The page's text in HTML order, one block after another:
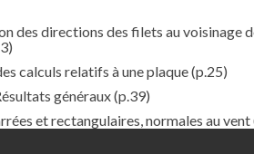
des directions des filets au voisinage
calculs relatifs à une plaque(p.25)
généraux(p.39)
et rectangulaires, normales au vent